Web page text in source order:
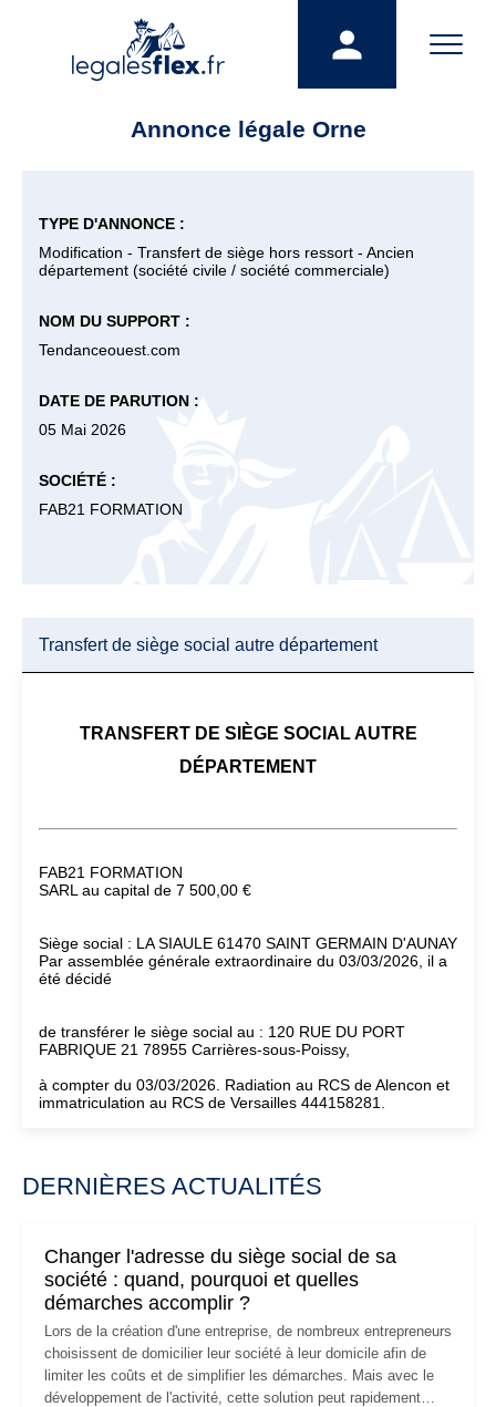
Annonce légale Orne
TYPE D'ANNONCE :
Modification - Transfert de siège hors ressort - Ancien
département (société civile / société commerciale)
NOM DU SUPPORT :
Tendanceouest.com
DATE DE PARUTION :
05 Mai 2026
SOCIÉTÉ :
FAB21 FORMATION
Transfert de siège social autre département
TRANSFERT DE SIÈGE SOCIAL AUTRE
DÉPARTEMENT
FAB21 FORMATION
SARL au capital de 7 500,00 €
Siège social : LA SIAULE 61470 SAINT GERMAIN D'AUNAY
Par assemblée générale extraordinaire du 03/03/2026, il a
été décidé
de transférer le siège social au : 120 RUE DU PORT
FABRIQUE 21 78955 Carrières-sous-Poissy,
à compter du 03/03/2026. Radiation au RCS de Alencon et
immatriculation au RCS de Versailles 444158281.
DERNIÈRES ACTUALITÉS
Changer l'adresse du siège social de sa
société : quand, pourquoi et quelles
démarches accomplir ?
Lors de la création d'une entreprise, de nombreux entrepreneurs
choisissent de domicilier leur société à leur domicile afin de
limiter les coûts et de simplifier les démarches. Mais avec le
développement de l'activité, cette solution peut rapidement